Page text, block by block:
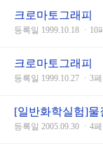
크로마토그래피
등록일 1999.10.18 ㆍ10
크로마토그래피
등록일 1999.10.27 ㆍ3페
[일반화학실험]물
등록일 2005.09.30 ㆍ4페